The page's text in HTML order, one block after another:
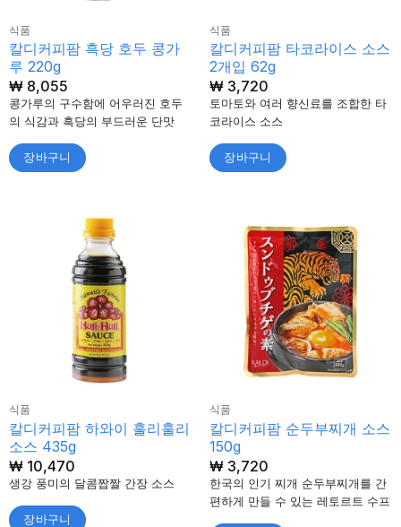
식품
칼디커피팜 흑당 호두 콩가
루 220g
₩8,055
콩가루의 구수함에 어우러진 호두
의 식감과 흑당의 부드러운 단맛
장바구니
식품
칼디커피팜 타코라이스 소스
2개입 62g
₩3,720
토마토와 여러 향신료를 조합한 타
코라이스 소스
장바구니
식품
칼디커피팜 하와이 훌리훌리
소스 435g
₩10,470
생강 풍미의 달콤짭짤 간장 소스
장바구니
식품
칼디커피팜 순두부찌개 소스
150g
₩3,720
한국의 인기 찌개 순두부찌개를 간
편하게 만들 수 있는 레토르트 수프